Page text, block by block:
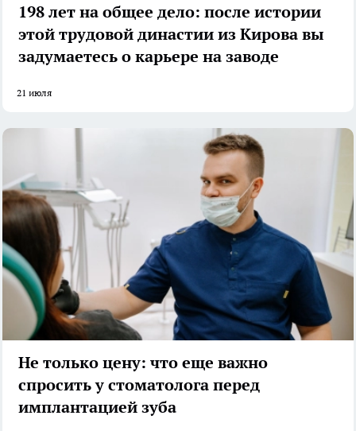
198 лет на общее дело: после истории
этой трудовой династии из Кирова вы
задумаетесь о карьере на заводе
21 июля
Не только цену: что еще важно
спросить у стоматолога перед
имплантацией зуба